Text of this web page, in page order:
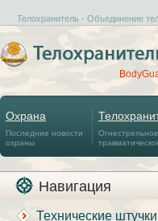
Телохранитель - Объединение
Охрана
Последние новости
охраны
Навигация
Технические штучки